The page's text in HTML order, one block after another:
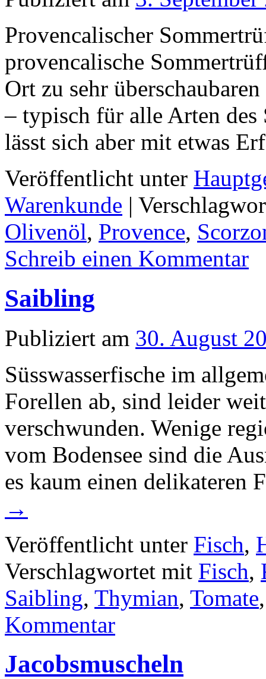
Provencalischer
provencalische
Ort zu sehr
– typisch für alle Arten
lässt sich aber mit etwas
Veröffentlicht unter
Warenkunde |
Olivenöl, Provence,
Schreib einen Kommentar
Saibling
Publiziert am 30. August
Süsswasserfische im
Forellen ab, sind leider
verschwunden. Wenige
vom Bodensee sind die
es kaum einen
→
Veröffentlicht unter Fisch,
Verschlagwortet mit Fisch,
Saibling, Thymian, Tomate
Kommentar
Jacobsmuscheln